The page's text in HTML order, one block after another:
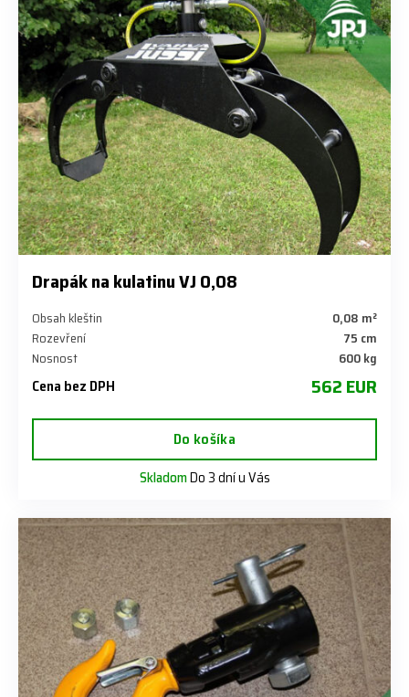
Drapák na kulatinu VJ 0,08
Obsah kleštin
0,08 m²
Rozevření
75 cm
Nosnost
600 kg
Cena bez DPH 562 EUR
Do košíka
SkladomDo 3 dní u Vás